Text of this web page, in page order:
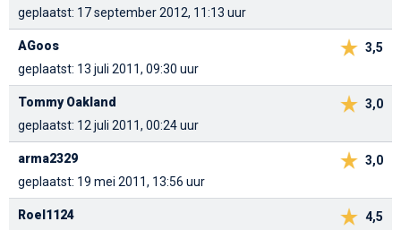
geplaatst: 17 september 2012, 11:13 uur
3,5
AGoos
geplaatst: 13 juli 2011, 09:30 uur
3,0
Tommy Oakland
geplaatst: 12 juli 2011, 00:24 uur
3,0
arma2329
geplaatst: 19 mei 2011, 13:56 uur
4,5
Roel1124